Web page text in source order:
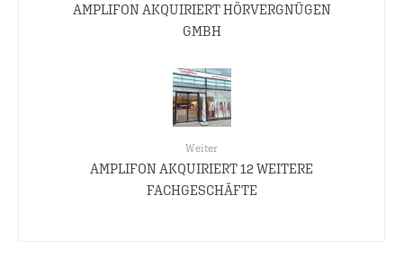
AMPLIFON AKQUIRIERT HÖRVERGNÜGEN
GMBH
Weiter
AMPLIFON AKQUIRIERT 12 WEITERE
FACHGESCHÄFTE